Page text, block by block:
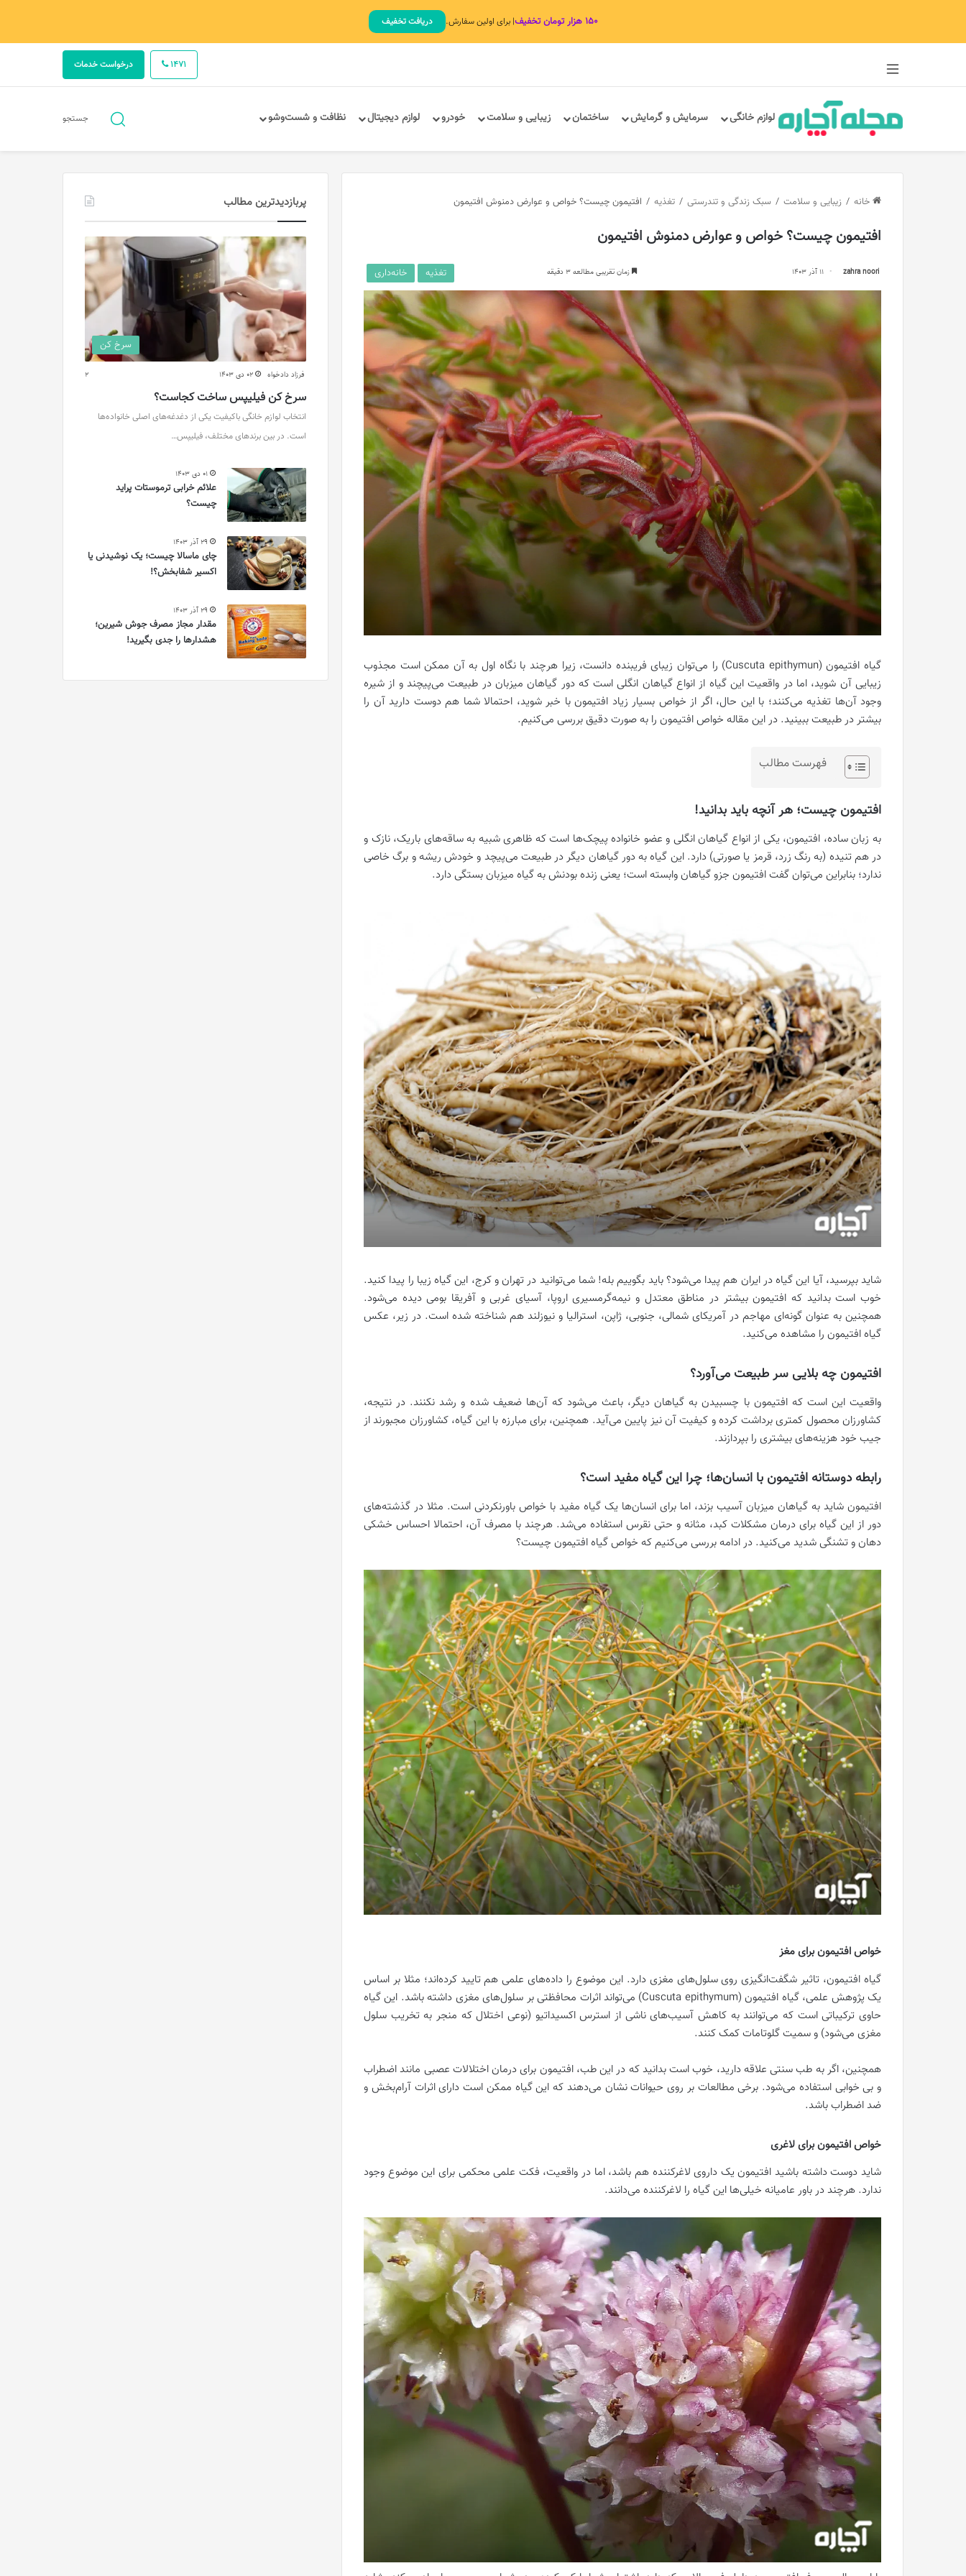
۱۵۰ هزار تومان تخفیف | برای اولین سفارش. دریافت تخفیف
درخواست خدمات 1471
لوازم خانگی سرمایش و گرمایش ساختمان زیبایی و سلامت خودرو لوازم دیجیتال نظافت و شست‌وشو جستجوجستجو
خانه / زیبایی و سلامت / سبک زندگی و تندرستی / تغذیه / افتیمون چیست؟ خواص و عوارض دمنوش افتیمون
افتیمون چیست؟ خواص و عوارض دمنوش افتیمون
zahra noori 11 آذر 1403 زمان تقریبی مطالعه 3 دقیقه تغذیه خانه‌داری
گیاه افتیمون (Cuscuta epithymun) را می‌توان زیبای فریبنده دانست، زیرا هرچند با نگاه اول به آن ممکن است مجذوب
زیبایی آن شوید، اما در واقعیت این گیاه از انواع گیاهان انگلی است که دور گیاهان میزبان در طبیعت می‌پیچند و از شیره
وجود آن‌ها تغذیه می‌کنند؛ با این حال، اگر از خواص بسیار زیاد افتیمون با خبر شوید، احتمالا شما هم دوست دارید آن را
بیشتر در طبیعت ببینید. در این مقاله خواص افتیمون را به صورت دقیق بررسی می‌کنیم.
فهرست مطالب
افتیمون چیست؛ هر آنچه باید بدانید!
به زبان ساده، افتیمون، یکی از انواع گیاهان انگلی و عضو خانواده پیچک‌ها است که ظاهری شبیه به ساقه‌های باریک، نازک و
در هم تنیده (به رنگ زرد، قرمز یا صورتی) دارد. این گیاه به دور گیاهان دیگر در طبیعت می‌پیچد و خودش ریشه و برگ خاصی
ندارد؛ بنابراین می‌توان گفت افتیمون جزو گیاهان وابسته است؛ یعنی زنده بودنش به گیاه میزبان بستگی دارد.
شاید بپرسید، آیا این گیاه در ایران هم پیدا می‌شود؟ باید بگوییم بله! شما می‌توانید در تهران و کرج، این گیاه زیبا را پیدا کنید.
خوب است بدانید که افتیمون بیشتر در مناطق معتدل و نیمه‌گرمسیری اروپا، آسیای غربی و آفریقا بومی دیده می‌شود.
همچنین به عنوان گونه‌ای مهاجم در آمریکای شمالی، جنوبی، ژاپن، استرالیا و نیوزلند هم شناخته شده است. در زیر، عکس
گیاه افتیمون را مشاهده می‌کنید.
افتیمون چه بلایی سر طبیعت می‌آورد؟
واقعیت این است که افتیمون با چسبیدن به گیاهان دیگر، باعث می‌شود که آن‌ها ضعیف شده و رشد نکنند. در نتیجه،
کشاورزان محصول کمتری برداشت کرده و کیفیت آن نیز پایین می‌آید. همچنین، برای مبارزه با این گیاه، کشاورزان مجبورند از
جیب خود هزینه‌های بیشتری را بپردازند.
رابطه دوستانه افتیمون با انسان‌ها؛ چرا این گیاه مفید است؟
افتیمون شاید به گیاهان میزبان آسیب بزند، اما برای انسان‌ها یک گیاه مفید با خواص باورنکردنی است. مثلا در گذشته‌های
دور از این گیاه برای درمان مشکلات کبد، مثانه و حتی نقرس استفاده می‌شد. هرچند با مصرف آن، احتمالا احساس خشکی
دهان و تشنگی شدید می‌کنید. در ادامه بررسی می‌کنیم که خواص گیاه افتیمون چیست؟
خواص افتیمون برای مغز
گیاه افتیمون، تاثیر شگفت‌انگیزی روی سلول‌های مغزی دارد. این موضوع را داده‌های علمی هم تایید کرده‌اند؛ مثلا بر اساس
یک پژوهش علمی، گیاه افتیمون (Cuscuta epithymum) می‌تواند اثرات محافظتی بر سلول‌های مغزی داشته باشد. این گیاه
حاوی ترکیباتی است که می‌توانند به کاهش آسیب‌های ناشی از استرس اکسیداتیو (نوعی اختلال که منجر به تخریب سلول
مغزی می‌شود) و سمیت گلوتامات کمک کنند.
همچنین، اگر به طب سنتی علاقه دارید، خوب است بدانید که در این طب، افتیمون برای درمان اختلالات عصبی مانند اضطراب
و بی خوابی استفاده می‌شود. برخی مطالعات بر روی حیوانات نشان می‌دهند که این گیاه ممکن است دارای اثرات آرام‌بخش و
ضد اضطراب باشد.
خواص افتیمون برای لاغری
شاید دوست داشته باشید افتیمون یک داروی لاغرکننده هم باشد، اما در واقعیت، فکت علمی محکمی برای این موضوع وجود
ندارد. هرچند در باور عامیانه خیلی‌ها این گیاه را لاغرکننده می‌دانند.
پربازدیدترین مطالب
سرخ کن
فرزاد دادخواه 02 دی 1403 2
سرخ کن فیلیپس ساخت کجاست؟
انتخاب لوازم خانگی باکیفیت یکی از دغدغه‌های اصلی خانواده‌ها
است. در بین برندهای مختلف، فیلیپس…
01 دی 1403
علائم خرابی ترموستات پراید
چیست؟
29 آذر 1403
چای ماسالا چیست؛ یک نوشیدنی یا
اکسیر شفابخش؟!
29 آذر 1403
مقدار مجاز مصرف جوش شیرین؛
هشدارها را جدی بگیرید!